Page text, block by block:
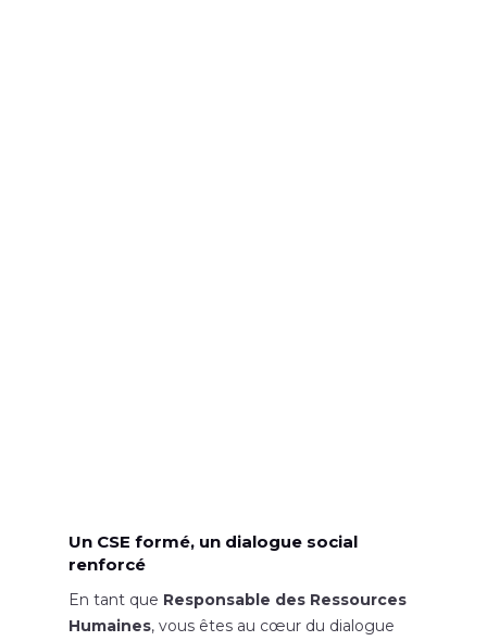
Un CSE formé, un dialogue social
renforcé
En tant que Responsable des Ressources
Humaines, vous êtes au cœur du dialogue